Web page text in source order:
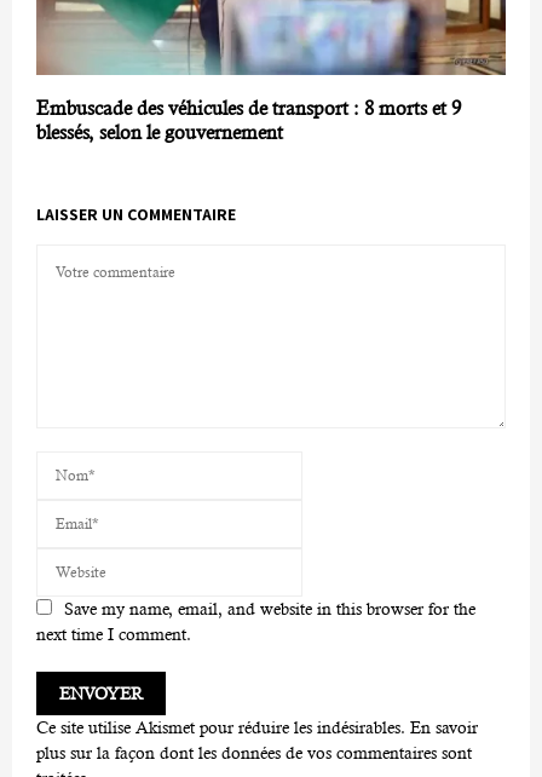
Embuscade des véhicules de transport : 8 morts et 9
blessés, selon le gouvernement
LAISSER UN COMMENTAIRE
Save my name, email, and website in this browser for the
next time I comment.
Ce site utilise Akismet pour réduire les indésirables. En savoir
plus sur la façon dont les données de vos commentaires sont